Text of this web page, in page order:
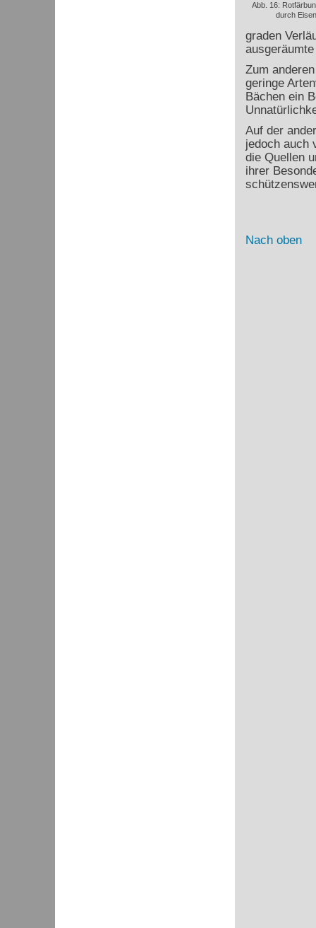
Abb. 16:
durch
graden
Zum
geringe
Bächen ein
Auf der
jedoch auch
die Quellen
ihrer
Nach oben